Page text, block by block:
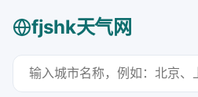
fjshk天气网